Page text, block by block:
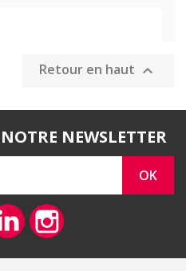
Retour en haut 
NEWSLETTER
Vimeo